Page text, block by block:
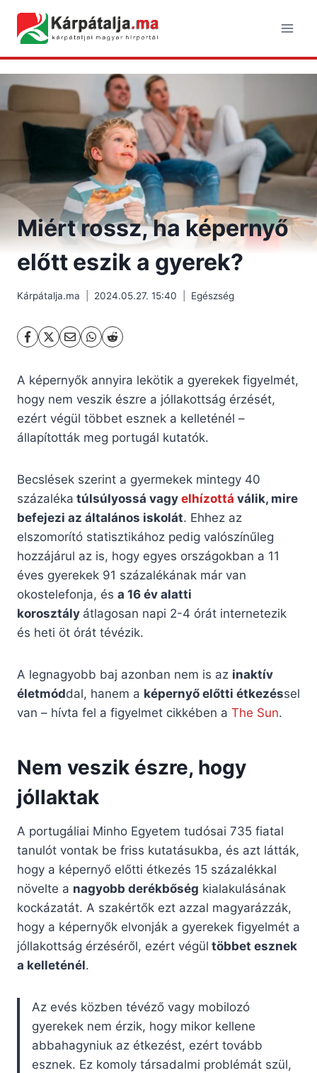
content
Miért rossz, ha képernyő
előtt eszik a gyerek?
Kárpátalja.ma 2024.05.27. 15:40 Egészség
A képernyők annyira lekötik a gyerekek figyelmét,
hogy nem veszik észre a jóllakottság érzését,
ezért végül többet esznek a kelleténél –
állapították meg portugál kutatók.
Becslések szerint a gyermekek mintegy 40
százaléka túlsúlyossá vagy elhízottá válik, mire
befejezi az általános iskolát. Ehhez az
elszomorító statisztikához pedig valószínűleg
hozzájárul az is, hogy egyes országokban a 11
éves gyerekek 91 százalékának már van
okostelefonja, és a 16 év alatti
korosztály átlagosan napi 2-4 órát internetezik
és heti öt órát tévézik.
A legnagyobb baj azonban nem is az inaktív
életmóddal, hanem a képernyő előtti étkezéssel
van – hívta fel a figyelmet cikkében a The Sun.
Nem veszik észre, hogy
jóllaktak
A portugáliai Minho Egyetem tudósai 735 fiatal
tanulót vontak be friss kutatásukba, és azt látták,
hogy a képernyő előtti étkezés 15 százalékkal
növelte a nagyobb derékbőség kialakulásának
kockázatát. A szakértők ezt azzal magyarázzák,
hogy a képernyők elvonják a gyerekek figyelmét a
jóllakottság érzéséről, ezért végül többet esznek
a kelleténél.
Az evés közben tévéző vagy mobilozó
gyerekek nem érzik, hogy mikor kellene
abbahagyniuk az étkezést, ezért tovább
esznek. Ez komoly társadalmi problémát szül,